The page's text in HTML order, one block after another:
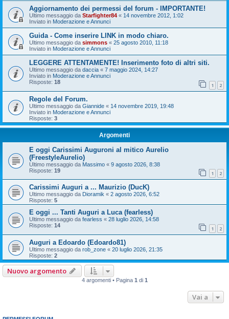
Aggiornamento dei permessi del forum - IMPORTANTE!
Ultimo messaggio da Starfighter84 « 14 novembre 2012, 1:02
Inviato in Moderazione e Annunci
Guida - Come inserire LINK in modo chiaro.
Ultimo messaggio da simmons « 25 agosto 2010, 11:18
Inviato in Moderazione e Annunci
LEGGERE ATTENTAMENTE! Inserimento foto di altri siti.
Ultimo messaggio da daccia « 7 maggio 2024, 14:27
Inviato in Moderazione e Annunci
Risposte: 18 1 2
Regole del Forum.
Ultimo messaggio da Giannide « 14 novembre 2019, 19:48
Inviato in Moderazione e Annunci
Risposte: 3
Argomenti
E oggi Carissimi Auguroni al mitico Aurelio
(FreestyleAurelio)
Ultimo messaggio da Massimo « 9 agosto 2026, 8:38
Risposte: 19 1 2
Carissimi Auguri a ... Maurizio (DucK)
Ultimo messaggio da Dioramik « 2 agosto 2026, 6:52
Risposte: 5
E oggi ... Tanti Auguri a Luca (fearless)
Ultimo messaggio da fearless « 28 luglio 2026, 14:58
Risposte: 14 1 2
Auguri a Edoardo (Edoardo81)
Ultimo messaggio da rob_zone « 20 luglio 2026, 21:35
Risposte: 2
Nuovo argomento
4 argomenti • Pagina 1 di 1
Vai a